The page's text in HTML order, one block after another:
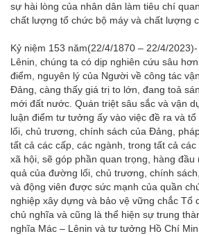
sự hài lòng của nhân dân làm tiêu chí
chất lượng tổ chức bộ máy và chất lượng
Kỷ niệm 153 năm(22/4/1870 – 22/4/
Lênin, chúng ta có dịp nghiên cứu sâu
điểm, nguyên lý của Người về công tác
Đảng, càng thấy giá trị to lớn, đang toả
mới đất nước. Quán triệt sâu sắc và vận
luận điểm tư tưởng ấy vào việc đề ra và
lối, chủ trương, chính sách của Đảng,
tất cả các cấp, các ngành, trong tất cả
xã hội, sẽ góp phần quan trọng, hàng đầu
quả của đường lối, chủ trương, chính
và động viên được sức mạnh của quần
nghiệp xây dựng và bảo vệ vững chắc Tổ
chủ nghĩa và cũng là thể hiện sự trung
nghĩa Mác – Lênin và tư tưởng Hồ Chí